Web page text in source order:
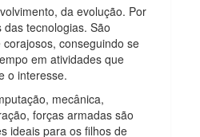
da evolução. Por
tecnologias. São
conseguindo se
em atividades que
o interesse.
mecânica,
forças armadas são
ideais para os filhos de